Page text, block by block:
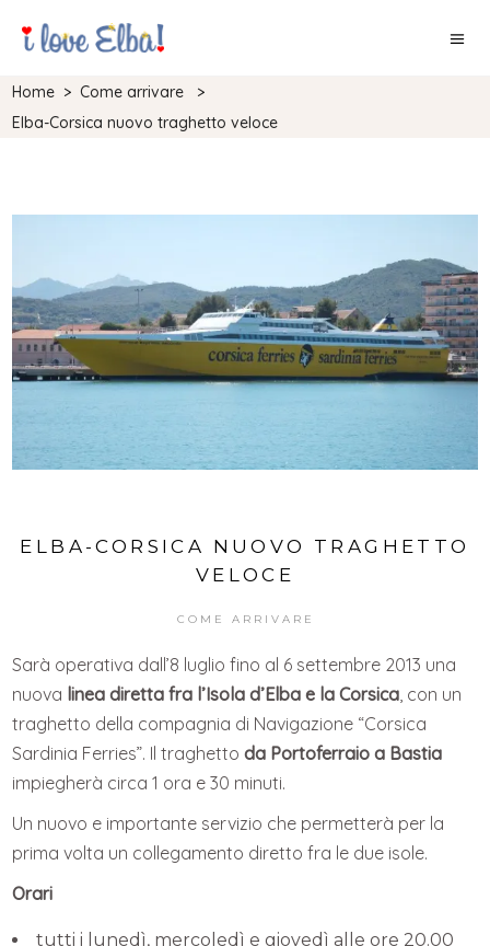
Home >Come arrivare
>
Elba-Corsica nuovo traghetto veloce
ELBA-CORSICA NUOVO TRAGHETTO
VELOCE
COME ARRIVARE
Sarà operativa dall’8 luglio fino al 6 settembre 2013 una
nuova linea diretta fra l’Isola d’Elba e la Corsica , con un
traghetto della compagnia di Navigazione “Corsica
Sardinia Ferries”. Il traghettoda Portoferraio a Bastia
impiegherà circa 1 ora e 30 minuti.
Un nuovo e importante servizio che permetterà per la
prima volta un collegamento diretto fra le due isole.
Orari
tutti i lunedì, mercoledì e giovedì alle ore 20.00